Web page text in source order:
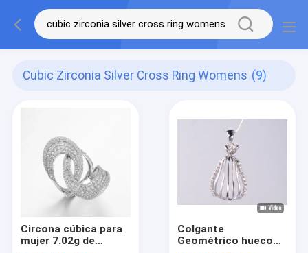
Cubic Zirconia Silver Cross Ring Womens (9)
Circona cúbica para
mujer 7.02g de
Colgante
Geométrico hueco